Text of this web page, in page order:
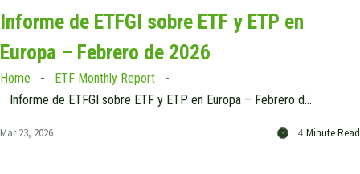
Informe de ETFGI sobre ETF y ETP en
Europa – Febrero de 2026
Home
ETF Monthly Report
Informe de ETFGI sobre ETF y ETP en Europa – Febrero de 2026
Mar 23, 2026 4 Minute Read